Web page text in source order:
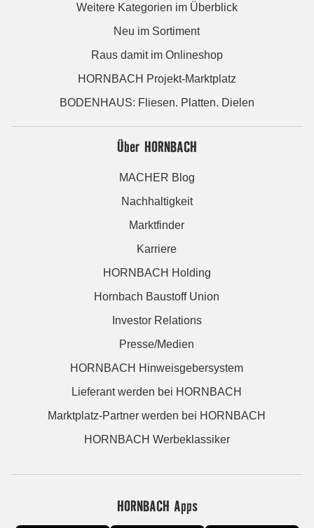
Weitere Kategorien im Überblick
Neu im Sortiment
Raus damit im Onlineshop
HORNBACH Projekt-Marktplatz
BODENHAUS: Fliesen. Platten. Dielen
Über HORNBACH
MACHER Blog
Nachhaltigkeit
Marktfinder
Karriere
HORNBACH Holding
Hornbach Baustoff Union
Investor Relations
Presse/Medien
HORNBACH Hinweisgebersystem
Lieferant werden bei HORNBACH
Marktplatz-Partner werden bei HORNBACH
HORNBACH Werbeklassiker
HORNBACH Apps